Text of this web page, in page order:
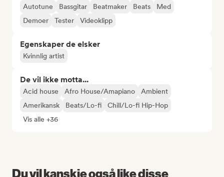
Autotune Bassgitar Beatmaker Beats
Med
Demoer
Tester Videoklipp
Egenskaper de elsker
Kvinnlig artist
De vil ikke motta...
Acid house Afro House/Amapiano
Ambient
Amerikansk
Beats/Lo-fi
Chill/Lo-fi Hip-Hop
Vis alle +36
Du vil kanskje også like disse